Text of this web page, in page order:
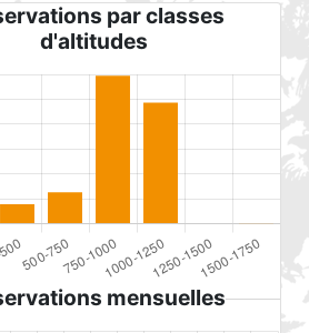
par classes
d'altitudes
mensuelles